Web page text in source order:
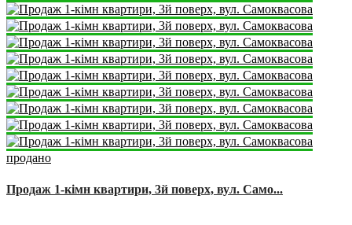
продано
Продаж 1-кімн квартири, 3й поверх, вул. Само...